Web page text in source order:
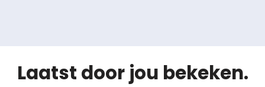
Laatst door jou bekeken.